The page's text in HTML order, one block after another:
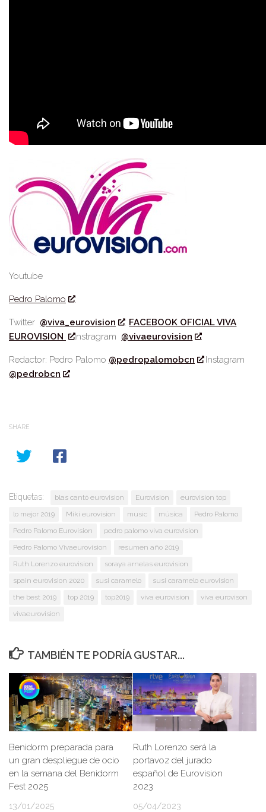
Youtube
Pedro Palomo
Twitter @viva_eurovision
FACEBOOK OFICIAL VIVA
EUROVISION
Instragram @vivaeurovision
Redactor: Pedro Palomo @pedropalomobcn
Instagram
@pedrobcn
SHARE
Etiquetas: blas cantó eurovision Eurovision
eurovision top
lo mejor 2019
Miki eurovision music música
Pedro Palomo
Pedro Palomo Eurovision
pedro palomo viva eurovision
Pedro Palomo Vivaeurovision
resumen año 2019
Ruth Lorenzo eurovision
soraya arnelas eurovision
spain eurovision 2020
susi caramelo
susi caramelo eurovision
the best 2019
top 2019 top2019 viva eurovision
viva eurovison
vivaeurovision
TAMBIÉN TE PODRÍA GUSTAR...
Benidorm preparada para
un gran despliegue de ocio
en la semana del Benidorm
Fest 2025
13/01/2025
Ruth Lorenzo será la
portavoz del jurado
español de Eurovision
2023
05/04/2023